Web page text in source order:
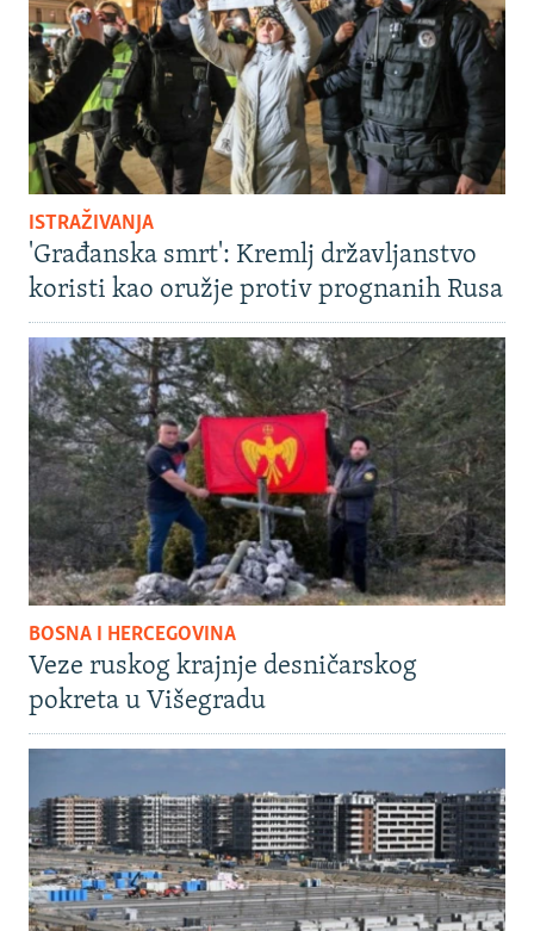
ISTRAŽIVANJA
'Građanska smrt': Kremlj državljanstvo
koristi kao oružje protiv prognanih Rusa
BOSNA I HERCEGOVINA
Veze ruskog krajnje desničarskog
pokreta u Višegradu